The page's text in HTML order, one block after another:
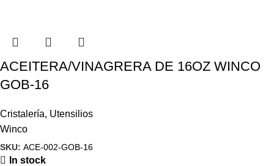
ACEITERA/VINAGRERA DE 16OZ WINCO
GOB-16
Cristalería, Utensilios
Winco
SKU: ACE-002-GOB-16
In stock